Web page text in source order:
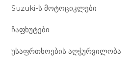
Suzuki-ს მოტოციკლები
ჩაფხუტები
უსაფრთხოების აღჭურვილობა